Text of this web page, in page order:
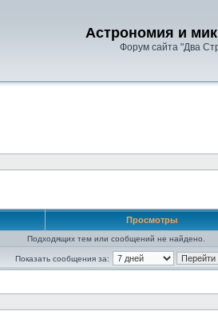
Астрономия и
Форум сайта "Два
Просмотры
Подходящих тем или сообщений не найдено.
Показать сообщения за: